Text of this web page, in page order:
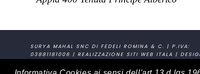
SURYA MAHAL SNC DI FEDELI ROMINA & C. | P.IVA:
03881181006 | REALIZZAZIONE SITI WEB ITALA
|